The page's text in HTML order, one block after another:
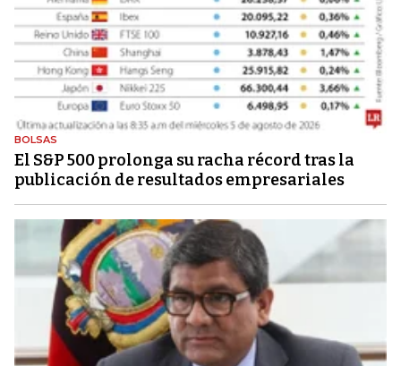
BOLSAS
El S&P 500 prolonga su racha récord tras la
publicación de resultados empresariales